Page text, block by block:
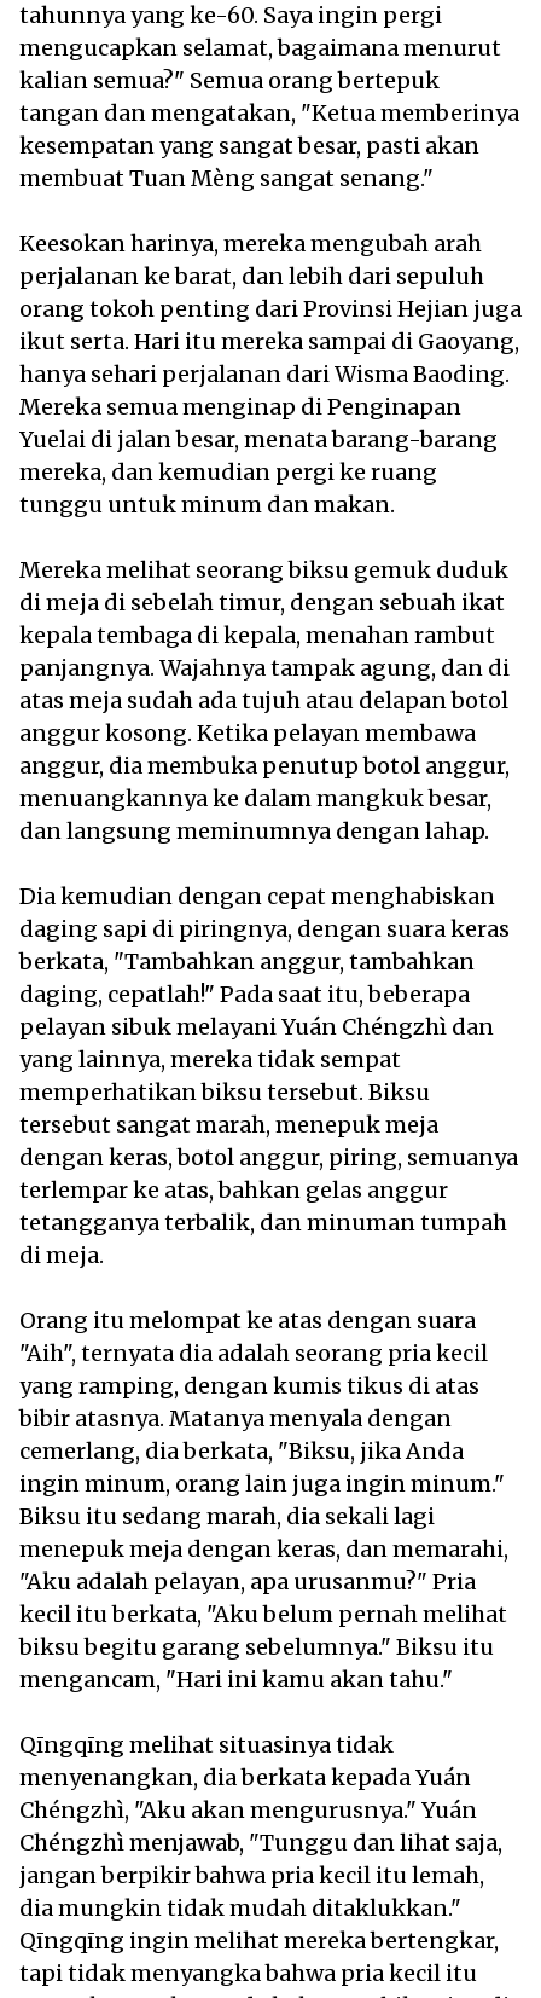
tahunnya yang ke-60. Saya ingin pergi
mengucapkan selamat, bagaimana menurut
kalian semua?" Semua orang bertepuk
tangan dan mengatakan, "Ketua memberinya
kesempatan yang sangat besar, pasti akan
membuat Tuan Mèng sangat senang."
Keesokan harinya, mereka mengubah arah
perjalanan ke barat, dan lebih dari sepuluh
orang tokoh penting dari Provinsi Hejian juga
ikut serta. Hari itu mereka sampai di Gaoyang,
hanya sehari perjalanan dari Wisma Baoding.
Mereka semua menginap di Penginapan
Yuelai di jalan besar, menata barang-barang
mereka, dan kemudian pergi ke ruang
tunggu untuk minum dan makan.
Mereka melihat seorang biksu gemuk duduk
di meja di sebelah timur, dengan sebuah ikat
kepala tembaga di kepala, menahan rambut
panjangnya. Wajahnya tampak agung, dan di
atas meja sudah ada tujuh atau delapan botol
anggur kosong. Ketika pelayan membawa
anggur, dia membuka penutup botol anggur,
menuangkannya ke dalam mangkuk besar,
dan langsung meminumnya dengan lahap.
Dia kemudian dengan cepat menghabiskan
daging sapi di piringnya, dengan suara keras
berkata, "Tambahkan anggur, tambahkan
daging, cepatlah!" Pada saat itu, beberapa
pelayan sibuk melayani Yuán Chéngzhì dan
yang lainnya, mereka tidak sempat
memperhatikan biksu tersebut. Biksu
tersebut sangat marah, menepuk meja
dengan keras, botol anggur, piring, semuanya
terlempar ke atas, bahkan gelas anggur
tetangganya terbalik, dan minuman tumpah
di meja.
Orang itu melompat ke atas dengan suara
"Aih", ternyata dia adalah seorang pria kecil
yang ramping, dengan kumis tikus di atas
bibir atasnya. Matanya menyala dengan
cemerlang, dia berkata, "Biksu, jika Anda
ingin minum, orang lain juga ingin minum."
Biksu itu sedang marah, dia sekali lagi
menepuk meja dengan keras, dan memarahi,
"Aku adalah pelayan, apa urusanmu?" Pria
kecil itu berkata, "Aku belum pernah melihat
biksu begitu garang sebelumnya." Biksu itu
mengancam, "Hari ini kamu akan tahu."
Qīngqīng melihat situasinya tidak
menyenangkan, dia berkata kepada Yuán
Chéngzhì, "Aku akan mengurusnya." Yuán
Chéngzhì menjawab, "Tunggu dan lihat saja,
jangan berpikir bahwa pria kecil itu lemah,
dia mungkin tidak mudah ditaklukkan."
Qīngqīng ingin melihat mereka bertengkar,
tapi tidak menyangka bahwa pria kecil itu